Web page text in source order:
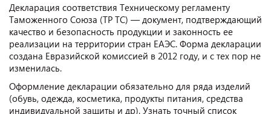
Декларация соответствия Техническому регламенту
Таможенного Союза (ТР ТС) — документ, подтверждающий
качество и безопасность продукции и законность ее
реализации на территории стран ЕАЭС. Форма декларации
создана Евразийской комиссией в 2012 году, и с тех пор не
изменилась.
Оформление декларации обязательно для ряда изделий
(обувь, одежда, косметика, продукты питания, средства
индивидуальной защиты и др). Узнать точный список